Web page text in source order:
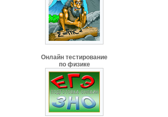
Онлайн тестирование
по физике